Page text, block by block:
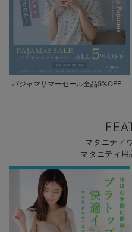
パジャマサマーセール全品5%OFF
マタニティ
マタニティ用